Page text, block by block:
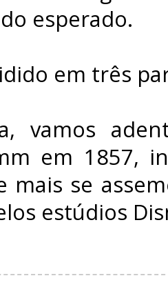
esperado.
em três
vamos
em 1857,
mais se
estúdios